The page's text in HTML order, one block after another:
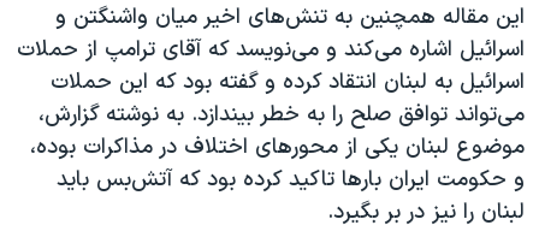
این مقاله همچنین به تنش‌های اخیر میان واشنگتن و
اسرائیل اشاره می‌کند و می‌نویسد که آقای ترامپ از حملات
اسرائیل به لبنان انتقاد کرده و گفته بود که این حملات
می‌تواند توافق صلح را به خطر بیندازد. به نوشته گزارش،
موضوع لبنان یکی از محورهای اختلاف در مذاکرات بوده،
و حکومت ایران بارها تاکید کرده بود که آتش‌بس باید
لبنان را نیز در بر بگیرد.